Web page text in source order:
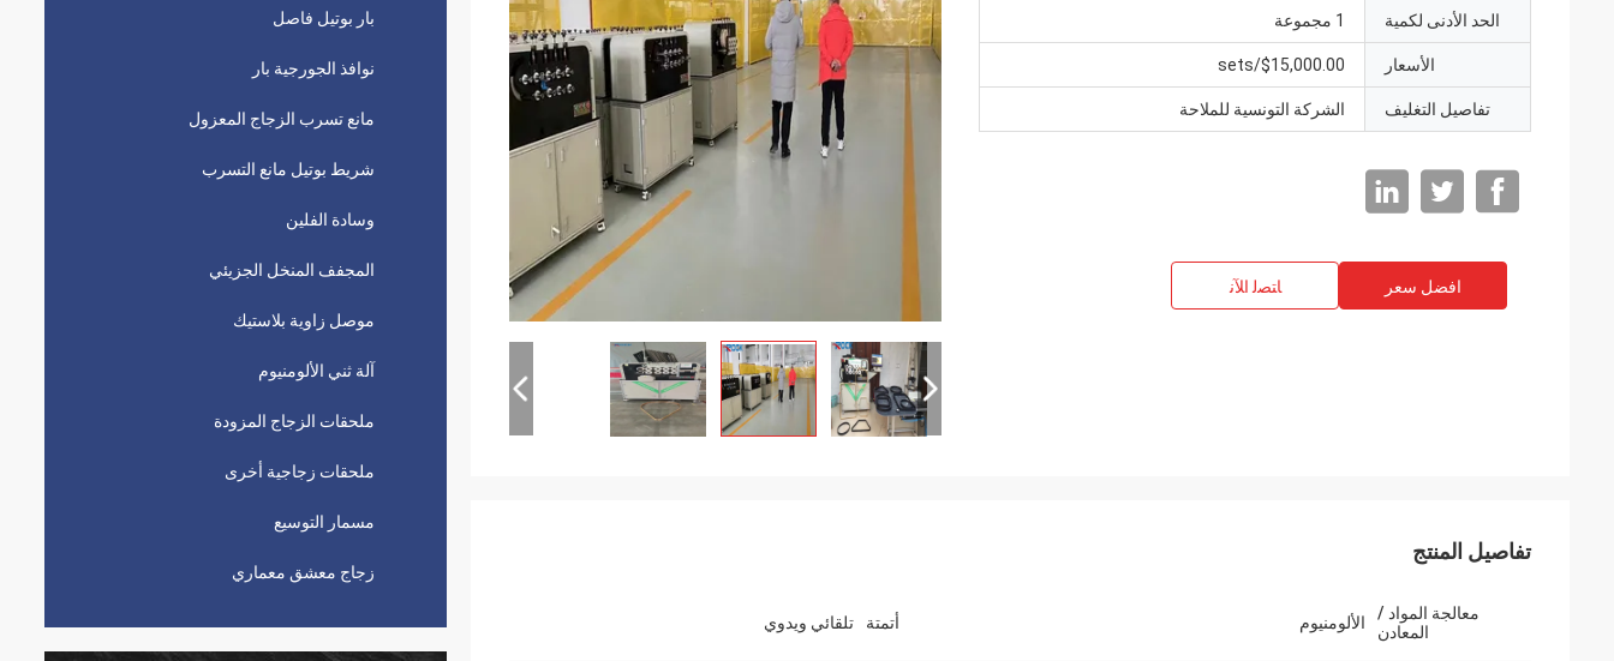
بار بوتيل فاصل
نوافذ الجورجية بار
مانع تسرب الزجاج المعزول
شريط بوتيل مانع التسرب
وسادة الفلين
المجفف المنخل الجزيئي
موصل زاوية بلاستيك
آلة ثني الألومنيوم
ملحقات الزجاج المزودة
ملحقات زجاجية أخرى
مسمار التوسيع
زجاج معشق معماري
الحد الأدنى لكمية 1 مجموعة
الأسعار $15,000.00/sets
تفاصيل التغليف الشركة التونسية للملاحة
افضل سعر ﺎﺘﺼﻟ ﺍﻶﻧ
تفاصيل المنتج
معالجة المواد /
المعادن
الألومنيوم أتمتة تلقائي ويدوي